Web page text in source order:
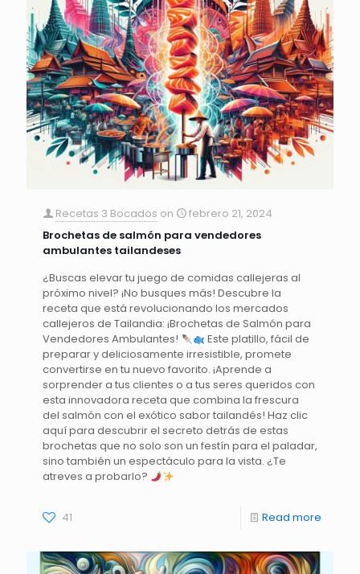
Recetas 3 Bocados on
febrero 21, 2024
Brochetas de salmón para vendedores
ambulantes tailandeses
¿Buscas elevar tu juego de comidas callejeras al
próximo nivel? ¡No busques más! Descubre la
receta que está revolucionando los mercados
callejeros de Tailandia: ¡Brochetas de Salmón para
Vendedores Ambulantes!
Este platillo, fácil de
preparar y deliciosamente irresistible, promete
convertirse en tu nuevo favorito. ¡Aprende a
sorprender a tus clientes o a tus seres queridos con
esta innovadora receta que combina la frescura
del salmón con el exótico sabor tailandés! Haz clic
aquí para descubrir el secreto detrás de estas
brochetas que no solo son un festín para el paladar,
sino también un espectáculo para la vista. ¿Te
atreves a probarlo?
41 Read more